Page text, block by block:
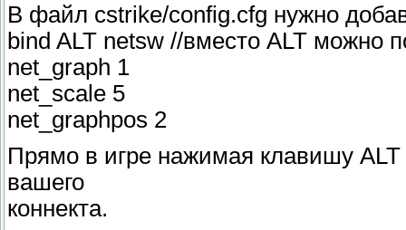
В файл cstrike/config.cfg нужно
bind ALT netsw //вместо ALT можно
net_graph 1
net_scale 5
net_graphpos 2
Прямо в игре нажимая клавишу
вашего
коннекта.